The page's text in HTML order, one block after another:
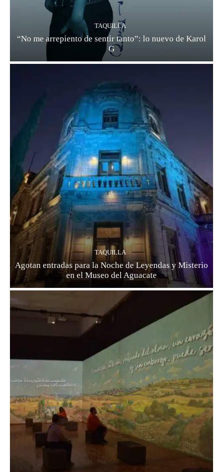
TAQUILLA
“No me arrepiento de sentir tanto”: lo nuevo de Karol
G
TAQUILLA
Agotan entradas para la Noche de Leyendas y Misterio
en el Museo del Aguacate